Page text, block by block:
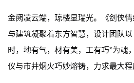
金阙凌云端，琼楼显瑞光。《剑侠
与建筑凝聚着东方智慧，设计团队
时，地有气，材有美，工有巧”为魂
仪与市井烟火巧妙熔铸，力求最大程